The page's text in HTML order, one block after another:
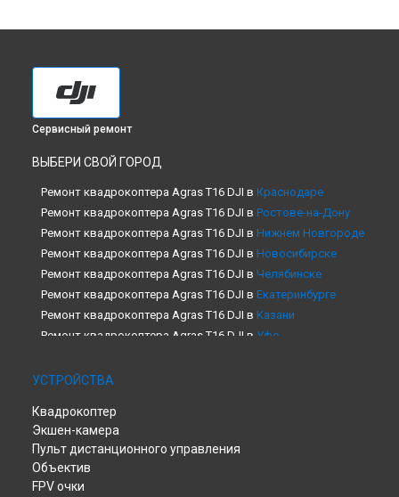
Сервисный ремонт
ВЫБЕРИ СВОЙ ГОРОД
Ремонт квадрокоптера Agras T16 DJI в Краснодаре
Ремонт квадрокоптера Agras T16 DJI в Ростове-на-Дону
Ремонт квадрокоптера Agras T16 DJI в Нижнем Новгороде
Ремонт квадрокоптера Agras T16 DJI в Новосибирске
Ремонт квадрокоптера Agras T16 DJI в Челябинске
Ремонт квадрокоптера Agras T16 DJI в Екатеринбурге
Ремонт квадрокоптера Agras T16 DJI в Казани
Ремонт квадрокоптера Agras T16 DJI в Уфе
Ремонт квадрокоптера Agras T16 DJI в
Ремонт квадрокоптера Agras T16 DJI в
Ремонт квадрокоптера Agras T16 DJI в
Ремонт квадрокоптера Agras T16 DJI в
Ремонт квадрокоптера Agras T16 DJI в
УСТРОЙСТВА
Квадрокоптер
Экшен-камера
Пульт дистанционного управления
Объектив
FPV очки